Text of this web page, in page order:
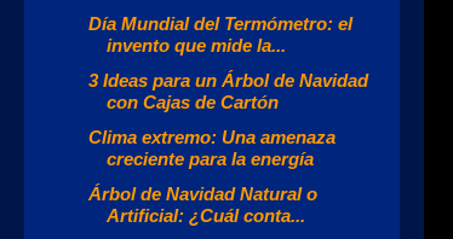
Día Mundial del Termómetro: el
invento que mide la...
3 Ideas para un Árbol de Navidad
con Cajas de Cartón
Clima extremo: Una amenaza
creciente para la energía
Árbol de Navidad Natural o
Artificial: ¿Cuál conta...